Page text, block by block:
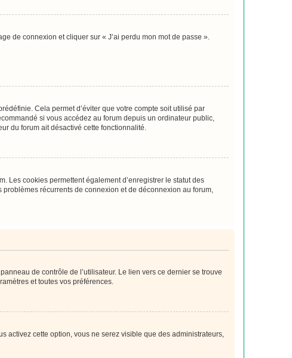
de connexion et cliquer sur « J’ai perdu mon mot de passe ».
Cela permet d’éviter que votre compte soit utilisé par
si vous accédez au forum depuis un ordinateur public,
du forum ait désactivé cette fonctionnalité.
Les cookies permettent également d’enregistrer le statut des
récurrents de connexion et de déconnexion au forum,
de contrôle de l’utilisateur. Le lien vers ce dernier se trouve
et toutes vos préférences.
activez cette option, vous ne serez visible que des administrateurs,